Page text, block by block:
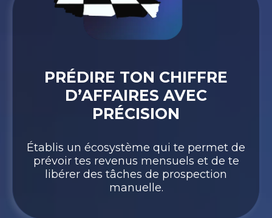
PRÉDIRE TON CHIFFRE
D’AFFAIRES AVEC
PRÉCISION
Établis un écosystème qui te permet de
prévoir tes revenus mensuels et de te
libérer des tâches de prospection
manuelle.